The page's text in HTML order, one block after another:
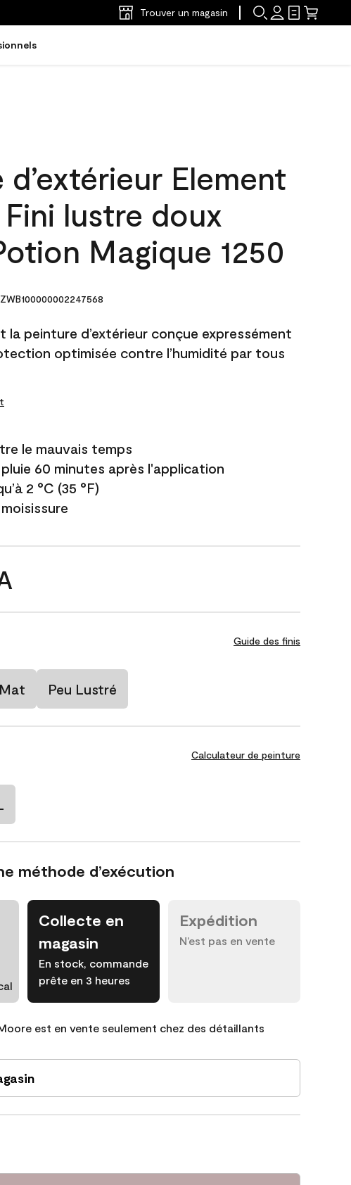
Trouver un magasin
d’extérieur Element
lustre doux
Magique 1250
la peinture d’extérieur conçue expressément
optimisée contre l’humidité par tous
le mauvais temps
60 minutes après l'application
2 °C (35 °F)
Guide des finis
Mat Peu Lustré
Calculateur de peinture
méthode d’exécution
Collecte en
magasin
En stock, commande
prête en 3 heures
Expédition
N’est pas en vente
est en vente seulement chez des détaillants